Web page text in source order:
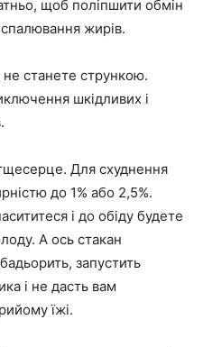
щоб поліпшити обмін
жирів.
не станете стрункою.
шкідливих і
Для схуднення
до 1% або 2,5%.
і до обіду будете
А ось стакан
запустить
і не дасть вам
їжі.